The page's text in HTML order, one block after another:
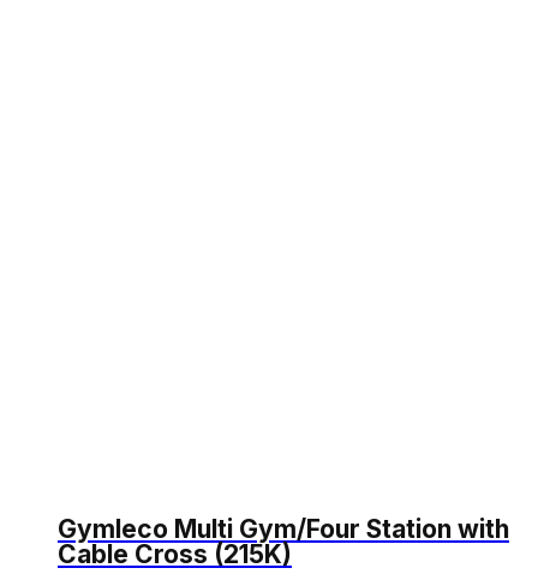
Gymleco Multi Gym/Four Station with
Cable Cross (215K)